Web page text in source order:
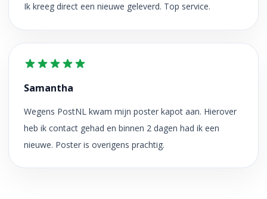
Ik kreeg direct een nieuwe geleverd. Top service.
Samantha
Wegens PostNL kwam mijn poster kapot aan. Hierover
heb ik contact gehad en binnen 2 dagen had ik een
nieuwe. Poster is overigens prachtig.